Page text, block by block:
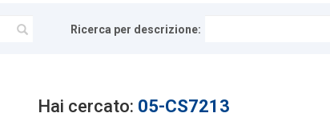
Ricerca per descrizione:
Hai cercato: 05-CS7213